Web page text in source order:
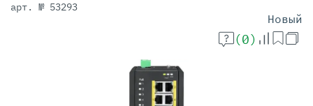
арт. № 53293
Новый
(0)